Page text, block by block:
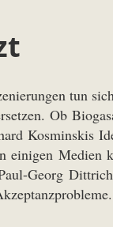
tun
Ob
Kosminskis
einigen Medien
Georg